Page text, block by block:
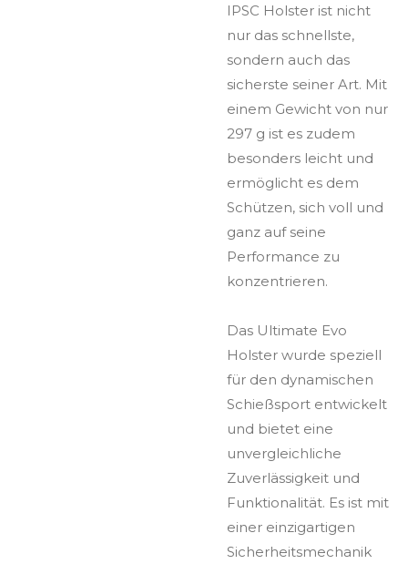
IPSC Holster ist nicht
nur das schnellste,
sondern auch das
sicherste seiner Art. Mit
einem Gewicht von nur
297 g ist es zudem
besonders leicht und
ermöglicht es dem
Schützen, sich voll und
ganz auf seine
Performance zu
konzentrieren.
Das Ultimate Evo
Holster wurde speziell
für den dynamischen
Schießsport entwickelt
und bietet eine
unvergleichliche
Zuverlässigkeit und
Funktionalität. Es ist mit
einer einzigartigen
Sicherheitsmechanik